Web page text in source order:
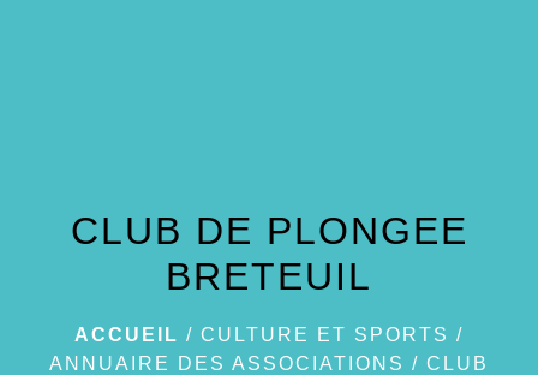
CLUB DE PLONGEE
BRETEUIL
ACCUEIL / CULTURE ET SPORTS /
ANNUAIRE DES ASSOCIATIONS / CLUB